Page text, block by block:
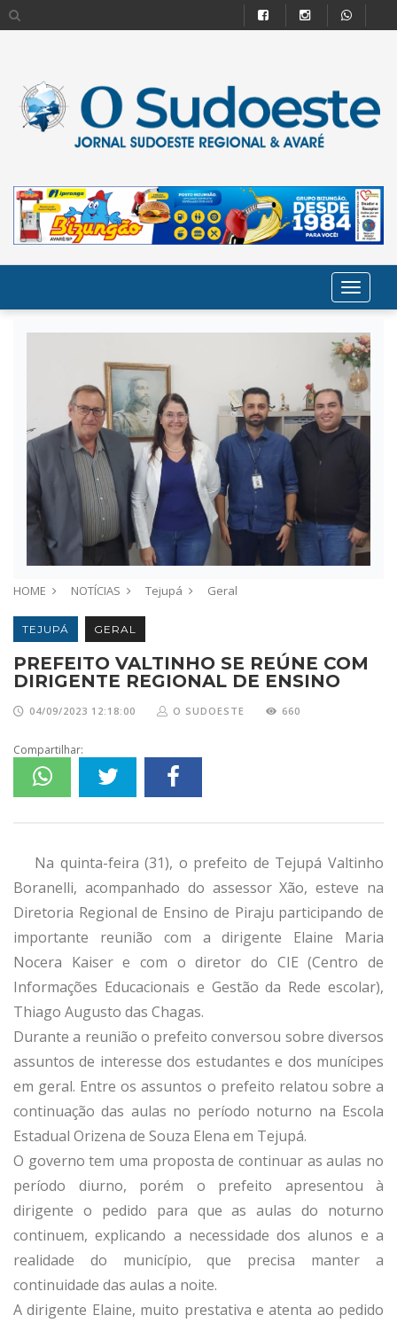
HOME NOTÍCIAS Tejupá Geral
TEJUPÁ GERAL
PREFEITO VALTINHO SE REÚNE COM
DIRIGENTE REGIONAL DE ENSINO
04/09/2023 12:18:00 O SUDOESTE 660
Compartilhar:
Na quinta-feira (31), o prefeito de Tejupá Valtinho
Boranelli, acompanhado do assessor Xão, esteve na
Diretoria Regional de Ensino de Piraju participando de
importante reunião com a dirigente Elaine Maria
Nocera Kaiser e com o diretor do CIE (Centro de
Informações Educacionais e Gestão da Rede escolar),
Thiago Augusto das Chagas.
Durante a reunião o prefeito conversou sobre diversos
assuntos de interesse dos estudantes e dos munícipes
em geral. Entre os assuntos o prefeito relatou sobre a
continuação das aulas no período noturno na Escola
Estadual Orizena de Souza Elena em Tejupá.
O governo tem uma proposta de continuar as aulas no
período diurno, porém o prefeito apresentou à
dirigente o pedido para que as aulas do noturno
continuem, explicando a necessidade dos alunos e a
realidade do município, que precisa manter a
continuidade das aulas a noite.
A dirigente Elaine, muito prestativa e atenta ao pedido